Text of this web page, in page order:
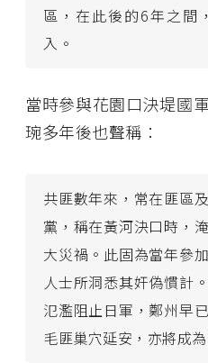
區，在此後的6年之間
入。
當時參與花園口決堤國
琬多年後也聲稱：
共匪數年來，常在匪區
黨，稱在黃河決口時，
大災禍。此固為當年參
人士所洞悉其奸偽慣計
氾濫阻止日軍，鄭州早
毛匪巢穴延安，亦將成